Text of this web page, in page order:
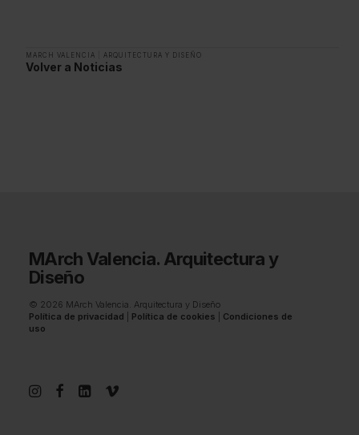
MARCH VALENCIA ARQUITECTURA Y DISEÑO
Volver a Noticias
MArch Valencia. Arquitectura y
Diseño
© 2026 MArch Valencia. Arquitectura y Diseño
Política de privacidad
Política de cookies
Condiciones de
uso